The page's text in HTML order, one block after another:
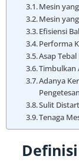
Mesin
Mesin
Efisiensi
Performa
Asap
Timbulkan
Adanya
Pengetesan
Sulit
Tenaga